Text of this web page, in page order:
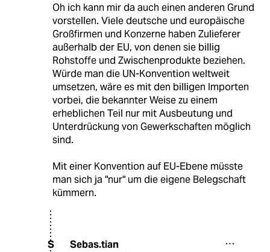
Oh ich kann mir da auch einen anderen Grund
vorstellen. Viele deutsche und europäische
Großfirmen und Konzerne haben Zulieferer
außerhalb der EU, von denen sie billig
Rohstoffe und Zwischenprodukte beziehen.
Würde man die UN-Konvention weltweit
umsetzen, wäre es mit den billigen Importen
vorbei, die bekannter Weise zu einem
erheblichen Teil nur mit Ausbeutung und
Unterdrückung von Gewerkschaften möglich
sind.
Mit einer Konvention auf EU-Ebene müsste
man sich ja "nur" um die eigene Belegschaft
kümmern.
S Sebas.tian